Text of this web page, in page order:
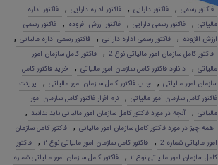
فاکتور رسمی , فاکتور دارایی , فاکتور اداره دارایی ,
فاکتور اداره
مالیاتی , فاکتور رسمی دارایی , فاکتور ارزش افزوده ,
فاکتور رسمی
ارزش افزوده , فاکتور رسمی اداره دارایی , فاکتور رسمی اداره مالیاتی ,
فاکتور کامل سازمان امور مالیاتی نوع 2 ,
فاکتور کامل سازمان امور
مالیاتی , دانلود فاکتور کامل سازمان امور مالیاتی ,
خرید فاکتور کامل
سازمان امور مالیاتی , چاپ فاکتور کامل سازمان امور مالیاتی ,
پرینت
فاکتور کامل سازمان امور مالیاتی ,
نرم افزار فاکتور کامل سازمان امور
مالیاتی , آنچه در مورد فاکتور کامل سازمان امور مالیاتی باید بدانید ,
همه چیز در مورد فاکتور کامل سازمان امور مالیاتی ,
فاکتور کامل سازمان
امور مالیاتی شماره 2
, فاکتور کامل سازمان امور مالیاتی نوع ٢ ,
فاکتور
کامل سازمان امور مالیاتی نوع ٢
,
فاکتور کامل سازمان امور مالیاتی شماره